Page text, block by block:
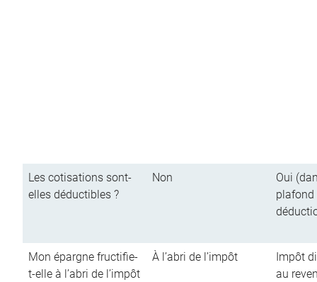
Les cotisations sont-
elles déductibles ?
Non
Oui
plafond
Mon épargne fructifie-
t-elle à l’abri de l’impôt
À l’abri de l’impôt
Impôt
au